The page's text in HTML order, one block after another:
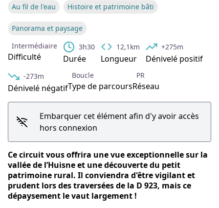
Au fil de l'eau Histoire et patrimoine bâti
Panorama et paysage
Intermédiaire
Difficulté
3h30
Durée
12,1km
Longueur
+275m
Dénivelé positif
-273m
Dénivelé négatif
Boucle
Type de parcours
PR
Réseau
Embarquer cet élément afin d'y avoir accès
hors connexion
Ce circuit vous offrira une vue exceptionnelle sur la
vallée de l’Huisne et une découverte du petit
patrimoine rural. Il conviendra d'être vigilant et
prudent lors des traversées de la D 923, mais ce
dépaysement le vaut largement !